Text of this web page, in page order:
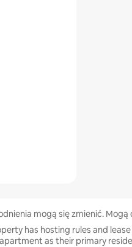
mogą się zmienić.
has hosting rules and
as their primary